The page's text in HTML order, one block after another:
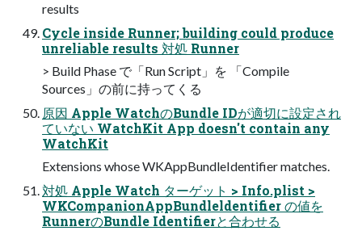
results
Cycle inside Runner; building could produce
unreliable results 対処 Runner
> Build Phase で「Run Script」を 「Compile
Sources」の前に持ってくる
原因 Apple WatchのBundle IDが適切に設定され
ていない WatchKit App doesn't contain any
WatchKit
Extensions whose WKAppBundleIdentifier matches.
対処 Apple Watch ターゲット > Info.plist >
WKCompanionAppBundleldentifier の値を
RunnerのBundle Identifierと合わせる